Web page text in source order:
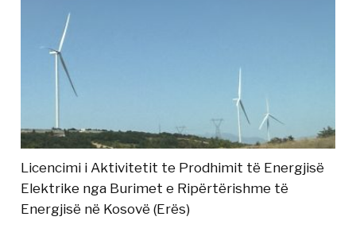
Licencimi i Aktivitetit te Prodhimit të Energjisë
Elektrike nga Burimet e Ripërtërishme të
Energjisë në Kosovë (Erës)